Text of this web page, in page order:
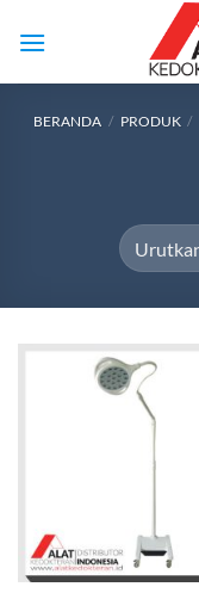
BERANDA / PRODUK /